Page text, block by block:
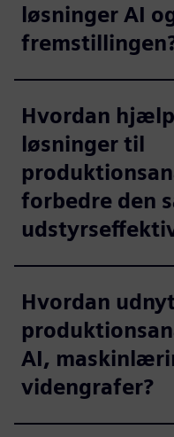
løsninger AI
Hvordan
løsninger til
forbedre den
Hvordan
AI,
videngrafer?